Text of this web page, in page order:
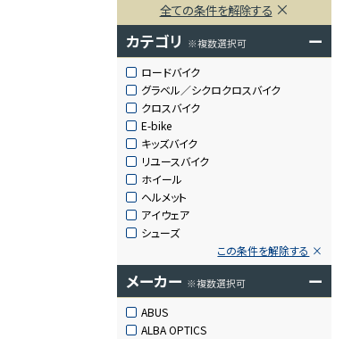
全ての条件を解除する
カテゴリ ※複数選択可 ー
ロードバイク
グラベル／シクロクロスバイク
クロスバイク
E-bike
キッズバイク
リユースバイク
ホイール
ヘルメット
アイウェア
シューズ
この条件を解除する
メーカー ※複数選択可 ー
ABUS
ALBA OPTICS